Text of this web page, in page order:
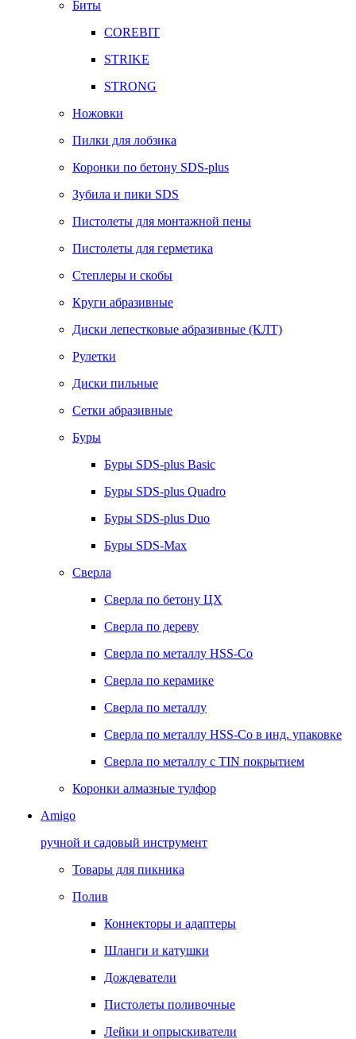
Биты
COREBIT
STRIKE
STRONG
Ножовки
Пилки для лобзика
Коронки по бетону SDS-plus
Зубила и пики SDS
Пистолеты для монтажной пены
Пистолеты для герметика
Степлеры и скобы
Круги абразивные
Диски лепестковые абразивные (КЛТ)
Рулетки
Диски пильные
Сетки абразивные
Буры
Буры SDS-plus Basic
Буры SDS-plus Quadro
Буры SDS-plus Duo
Буры SDS-Max
Сверла
Сверла по бетону ЦХ
Сверла по дереву
Сверла по металлу HSS-Co
Сверла по керамике
Сверла по металлу
Сверла по металлу HSS-Co в инд. упаковке
Сверла по металлу с TIN покрытием
Коронки алмазные тулфор
Amigo
ручной и садовый инструмент
Товары для пикника
Полив
Коннекторы и адаптеры
Шланги и катушки
Дождеватели
Пистолеты поливочные
Лейки и опрыскиватели